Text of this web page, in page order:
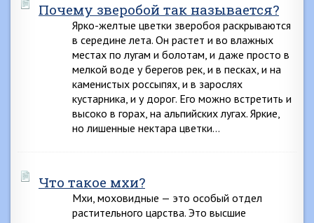
Почему зверобой так называется?
Ярко-желтые цветки зверобоя раскрываются
в середине лета. Он растет и во влажных
местах по лугам и болотам, и даже просто в
мелкой воде у берегов рек, и в песках, и на
каменистых россыпях, и в зарослях
кустарника, и у дорог. Его можно встретить и
высоко в горах, на альпийских лугах. Яркие,
но лишенные нектара цветки…
Что такое мхи?
Мхи, моховидные — это особый отдел
растительного царства. Это высшие